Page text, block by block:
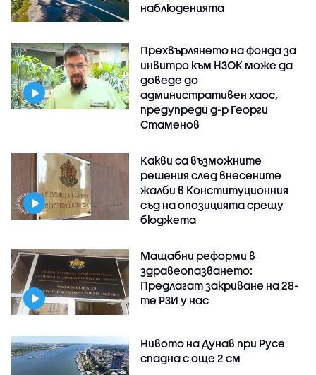
наблюденията
Прехвърлянето на фонда за
инвитро към НЗОК може да
доведе до
административен хаос,
предупреди д-р Георги
Стаменов
Какви са възможните
решения след внесените
жалби в Конституционния
съд на опозицията срещу
бюджета
Мащабни реформи в
здравеопазването:
Предлагат закриване на 28-
те РЗИ у нас
Нивото на Дунав при Русе
спадна с още 2 см